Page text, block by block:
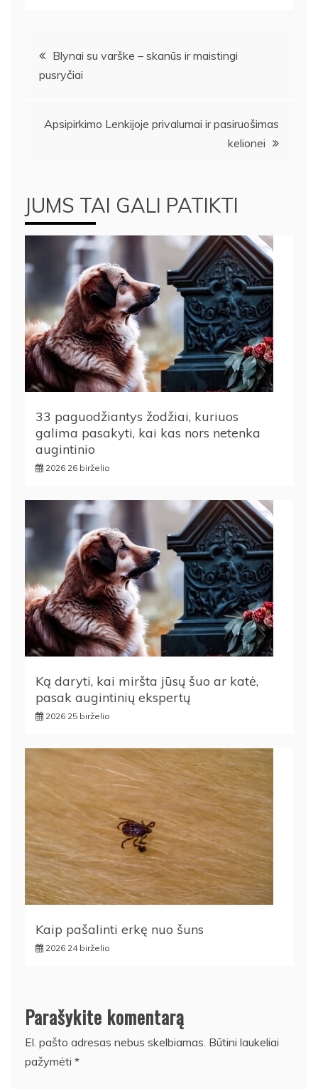
Navigacija
tarp
įrašų
Blynai su varške – skanūs ir maistingi
pusryčiai
Apsipirkimo Lenkijoje privalumai ir pasiruošimas
kelionei
JUMS TAI GALI PATIKTI
33 paguodžiantys žodžiai, kuriuos
galima pasakyti, kai kas nors netenka
augintinio
2026 26 birželio
Ką daryti, kai miršta jūsų šuo ar katė,
pasak augintinių ekspertų
2026 25 birželio
Kaip pašalinti erkę nuo šuns
2026 24 birželio
Parašykite komentarą
El. pašto adresas nebus skelbiamas. Būtini laukeliai
pažymėti *